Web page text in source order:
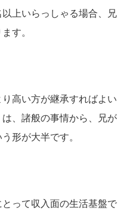
上いらっしゃる場合、兄
す。
高い方が継承すればよい
、諸般の事情から、兄が
形が大半です。
って収入面の生活基盤で